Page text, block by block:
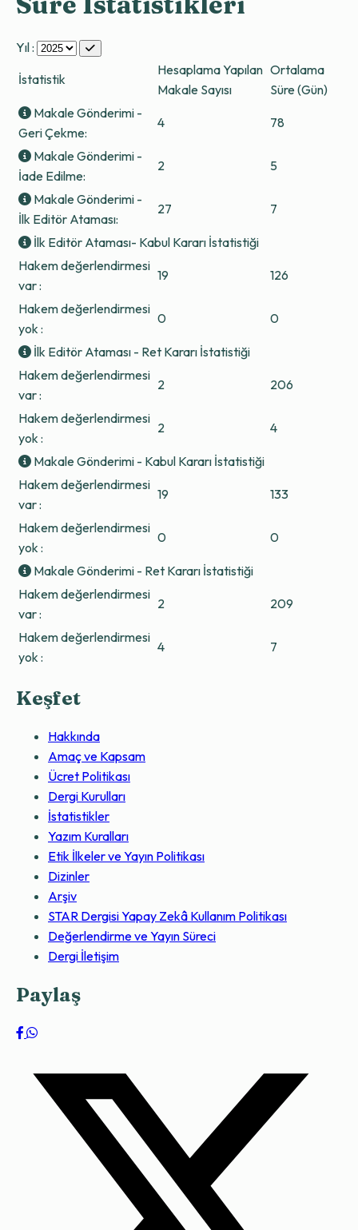
Yıl :
İstatistik
Hesaplama Yapılan
Makale Sayısı
Ortalama
Süre (Gün)
Makale Gönderimi -
Geri Çekme:
4 78
Makale Gönderimi -
İade Edilme:
2 5
Makale Gönderimi -
İlk Editör Ataması:
27 7
İlk Editör Ataması- Kabul Kararı İstatistiği
Hakem değerlendirmesi
var :
19 126
Hakem değerlendirmesi
yok :
0 0
İlk Editör Ataması - Ret Kararı İstatistiği
Hakem değerlendirmesi
var :
2 206
Hakem değerlendirmesi
yok :
2 4
Makale Gönderimi - Kabul Kararı İstatistiği
Hakem değerlendirmesi
var :
19 133
Hakem değerlendirmesi
yok :
0 0
Makale Gönderimi - Ret Kararı İstatistiği
Hakem değerlendirmesi
var :
2 209
Hakem değerlendirmesi
yok :
4 7
Keşfet
Hakkında
Amaç ve Kapsam
Ücret Politikası
Dergi Kurulları
İstatistikler
Yazım Kuralları
Etik İlkeler ve Yayın Politikası
Dizinler
Arşiv
STAR Dergisi Yapay Zekâ Kullanım Politikası
Değerlendirme ve Yayın Süreci
Dergi İletişim
Paylaş